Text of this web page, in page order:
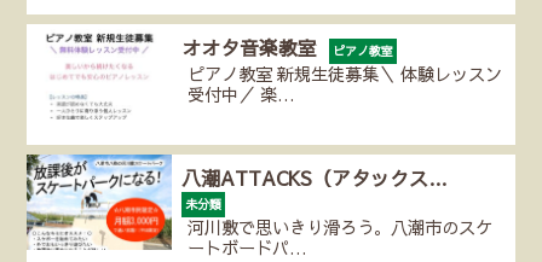
オオタ音楽教室 ピアノ教室
ピアノ教室 新規生徒募集＼ 体験レッスン
受付中／ 楽…
八潮ATTACKS（アタックス…
未分類
河川敷で思いきり滑ろう。八潮市のスケ
ートボードパ…